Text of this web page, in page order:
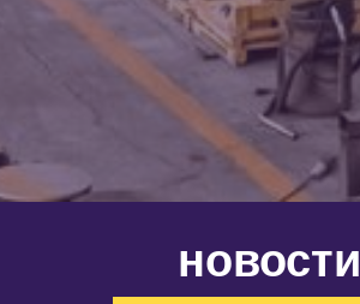
новости